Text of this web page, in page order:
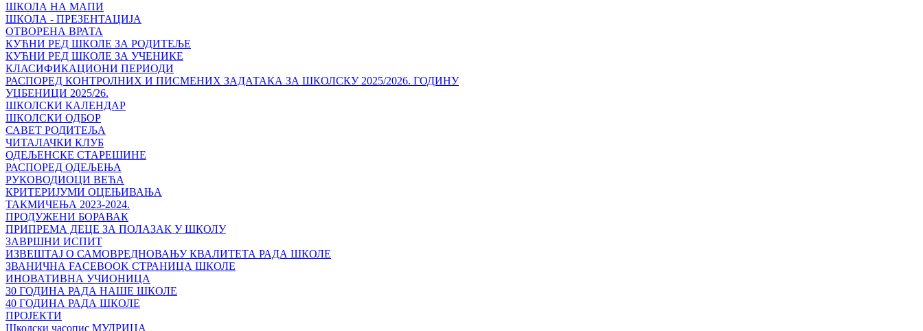
ШКОЛА НА МАПИ
ШКОЛА - ПРЕЗЕНТАЦИЈА
ОТВОРЕНА ВРАТА
КУЋНИ РЕД ШКОЛЕ ЗА РОДИТЕЉЕ
КУЋНИ РЕД ШКОЛЕ ЗА УЧЕНИКЕ
КЛАСИФИКАЦИОНИ ПЕРИОДИ
РАСПОРЕД КОНТРОЛНИХ И ПИСМЕНИХ ЗАДАТАКА ЗА ШКОЛСКУ 2025/2026. ГОДИНУ
УЏБЕНИЦИ 2025/26.
ШКОЛСКИ КАЛЕНДАР
ШКОЛСКИ ОДБОР
САВЕТ РОДИТЕЉА
ЧИТАЛАЧКИ КЛУБ
ОДЕЉЕНСКЕ СТАРЕШИНЕ
РАСПОРЕД ОДЕЉЕЊА
РУКОВОДИОЦИ ВЕЋА
КРИТЕРИЈУМИ ОЦЕЊИВАЊА
ТАКМИЧЕЊА 2023-2024.
ПРОДУЖЕНИ БОРАВАК
ПРИПРЕМА ДЕЦЕ ЗА ПОЛАЗАК У ШКОЛУ
ЗАВРШНИ ИСПИТ
ИЗВЕШТАЈ О САМОВРЕДНОВАЊУ КВАЛИТЕТА РАДА ШКОЛЕ
ЗВАНИЧНА FACEBOOK СТРАНИЦА ШКОЛЕ
ИНОВАТИВНА УЧИОНИЦА
30 ГОДИНА РАДА НАШЕ ШКОЛЕ
40 ГОДИНА РАДА ШКОЛЕ
ПРОЈЕКТИ
Школски часопис МУДРИЦА